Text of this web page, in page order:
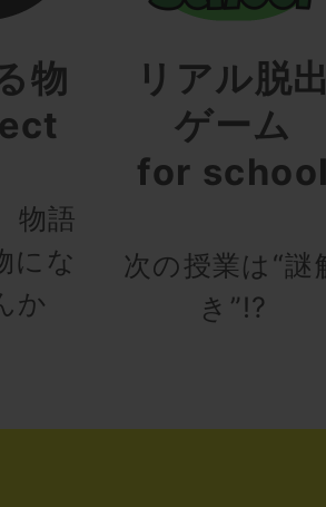
物
物語
にな
か
リアル脱
ゲーム
for
次の授業は“謎
き”!?